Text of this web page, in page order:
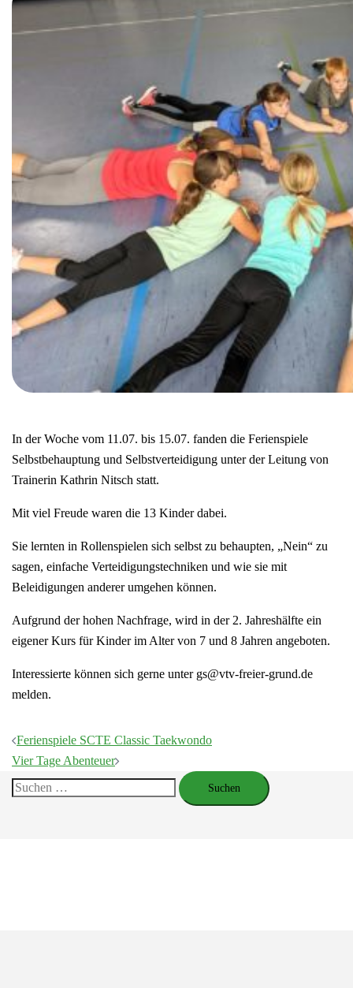
In der Woche vom 11.07. bis 15.07. fanden die Ferienspiele
Selbstbehauptung und Selbstverteidigung unter der Leitung von
Trainerin Kathrin Nitsch statt.
Mit viel Freude waren die 13 Kinder dabei.
Sie lernten in Rollenspielen sich selbst zu behaupten, „Nein“ zu
sagen, einfache Verteidigungstechniken und wie sie mit
Beleidigungen anderer umgehen können.
Aufgrund der hohen Nachfrage, wird in der 2. Jahreshälfte ein
eigener Kurs für Kinder im Alter von 7 und 8 Jahren angeboten.
Interessierte können sich gerne unter gs@vtv-freier-grund.de
melden.
Beitragsnavigation
Ferienspiele SCTE Classic Taekwondo
Vier Tage Abenteuer
Suchen